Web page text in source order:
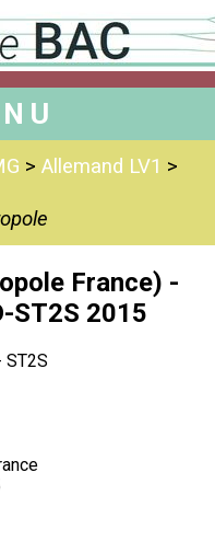
> Allemand LV1 >
France) -
ST2S 2015
ST2S